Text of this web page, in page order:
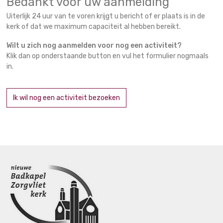
Uiterlijk 24 uur van te voren krijgt u bericht of er plaats is in de
kerk of dat we maximum capaciteit al hebben bereikt.
Wilt u zich nog aanmelden voor nog een activiteit?
Klik dan op onderstaande button en vul het formulier nogmaals
in.
Ik wil nog een activiteit bezoeken